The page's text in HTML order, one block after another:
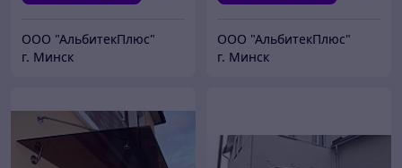
ООО "АльбитекПлюс"
г. Минск
ООО "АльбитекПлюс"
г. Минск